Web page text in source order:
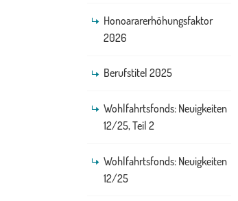
Honoararerhöhungsfaktor
2026
Berufstitel 2025
Wohlfahrtsfonds: Neuigkeiten
12/25, Teil 2
Wohlfahrtsfonds: Neuigkeiten
12/25